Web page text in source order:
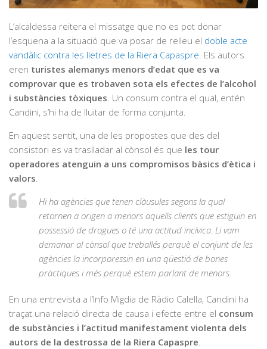
L’alcaldessa reitera el missatge que no es pot donar
l’esquena a la situació que va posar de relleu el doble acte
vandàlic contra les lletres de la Riera Capaspre. Els autors
eren turistes alemanys menors d’edat que es va
comprovar que es trobaven sota els efectes de l’alcohol
i substàncies tòxiques. Un consum contra el qual, entén
Candini, s’hi ha de lluitar de forma conjunta.
En aquest sentit, una de les propostes que des del
consistori es va traslladar al cònsol és que les tour
operadores atenguin a uns compromisos bàsics d’ètica i
valors.
Hi ha agències que tenen clàusules segons la qual
retornen a origen a menors aquells clients que estiguin en
possessió de drogues o té una actitud incívica. Li vam
demanar al cònsol que treballés perquè el conjunt de les
agències la incorporessin en una qüestió de bones
pràctiques i més perquè estem parlant de menors.
En una entrevista a l’Info Migdia de Ràdio Calella, Candini ha
traçat una relació directa de causa i efecte entre el consum
de substàncies i l’actitud manifestament violenta dels
autors de la destrossa de la Riera Capaspre.